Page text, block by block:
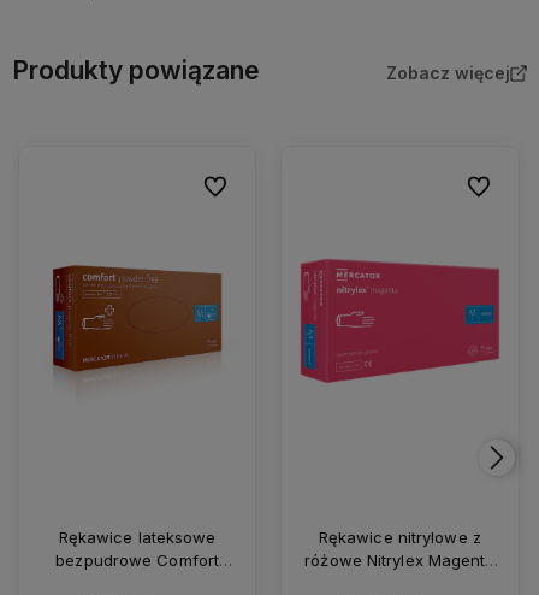
Produkty powiązane Zobacz więcej
Rękawice lateksowe
bezpudrowe Comfort
Do ulubionych
Rękawice nitrylowe z
różowe Nitrylex Magenta
Do